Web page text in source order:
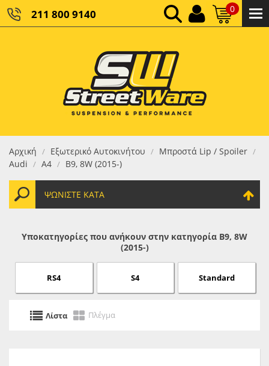
211 800 9140 0
ΚΑΘΑΡΌ ΣΎΝΟΛΟ:
ΤΕΛΙΚΌ ΣΎΝΟΛΟ:0,00 €
Αρχική / Εξωτερικό Αυτοκινήτου / Μπροστά Lip / Spoiler /
Audi / Α4 / B9, 8W (2015-)
ΨΩΝΊΣΤΕ ΚΑΤΆ
Υποκατηγορίες που ανήκουν στην κατηγορία B9, 8W
(2015-)
RS4 S4 Standard
Λίστα Πλέγμα